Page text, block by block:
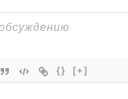
{} [+]